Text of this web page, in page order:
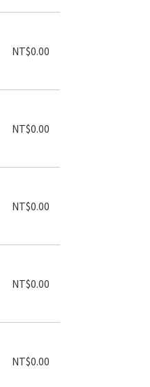
NT$0.00
NT$0.00
NT$0.00
NT$0.00
NT$0.00